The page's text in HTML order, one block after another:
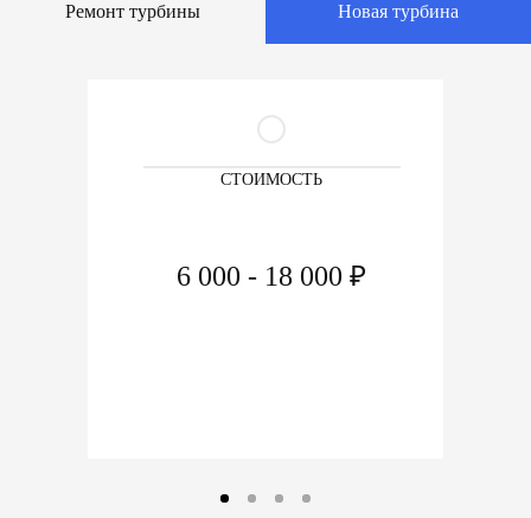
Ремонт турбины Новая турбина
СТОИМОСТЬ
6 000 - 18 000 ₽